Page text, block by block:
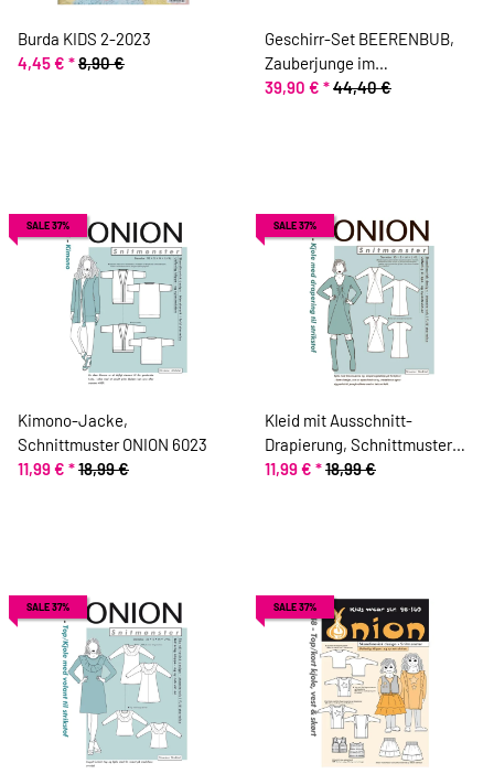
Burda KIDS 2-2023
4,45 € *8,90 €
Geschirr-Set BEERENBUB,
Zauberjunge im
Beerengarten, Acufactum
39,90 € *44,40 €
SALE 37%
Kimono-Jacke,
Schnittmuster ONION 6023
11,99 € *18,99 €
SALE 37%
Kleid mit Ausschnitt-
Drapierung, Schnittmuster
ONION 2038
11,99 € *18,99 €
SALE 37% SALE 37%